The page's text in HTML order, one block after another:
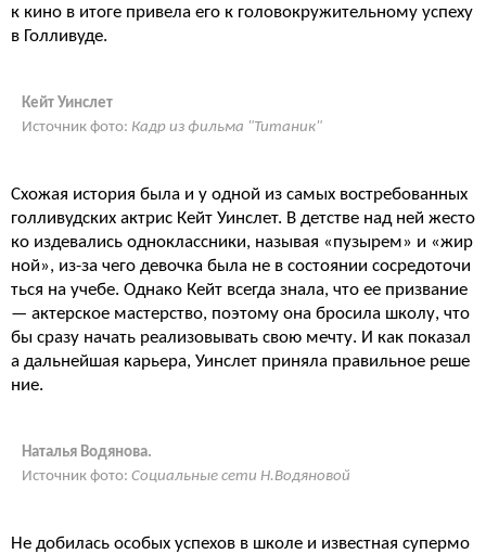
к кино в итоге привела его к головокружительному успеху
в Голливуде.
Кейт Уинслет
Источник фото: Кадр из фильма "Титаник"
Схожая история была и у одной из самых востребованных
голливудских актрис Кейт Уинслет. В детстве над ней жесто
ко издевались одноклассники, называя «пузырем» и «жир
ной», из-за чего девочка была не в состоянии сосредоточи
ться на учебе. Однако Кейт всегда знала, что ее призвание
— актерское мастерство, поэтому она бросила школу, что
бы сразу начать реализовывать свою мечту. И как показал
а дальнейшая карьера, Уинслет приняла правильное реше
ние.
Наталья Водянова.
Источник фото: Социальные сети Н.Водяновой
Не добилась особых успехов в школе и известная супермо